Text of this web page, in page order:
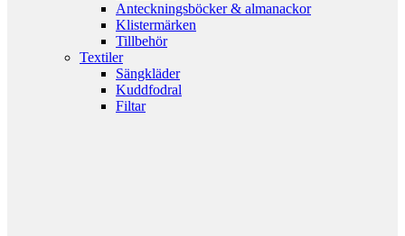
Anteckningsböcker & almanackor
Klistermärken
Tillbehör
Textiler
Sängkläder
Kuddfodral
Filtar